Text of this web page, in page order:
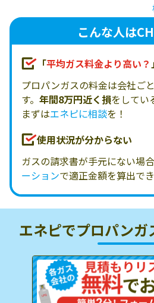
こんな人は
「平均ガス料金より高い？
プロパンガスの料金は会社ご
す。 年間8万円近く損をしてい
まずはエネピに相談を！
使用状況が分からない
ガスの請求書が手元にない場合
ーションで適正金額を算出で
エネピでプロパンガ